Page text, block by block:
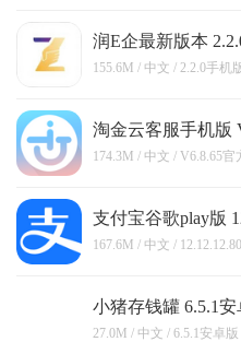
润E企最新版本
155.6M / 中文 / 2.2.0手机
淘金云客服手机版
174.3M / 中文 / V6.8.65官
支付宝谷歌play版
版
167.6M / 中文 /
小猪存钱罐 6.5.1安
27.0M / 中文 / 6.5.1安卓版